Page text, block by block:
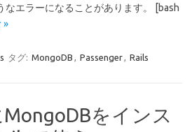
なエラーになることがあります。 [bash
»
タグ: MongoDB , Passenger, Rails
をインス